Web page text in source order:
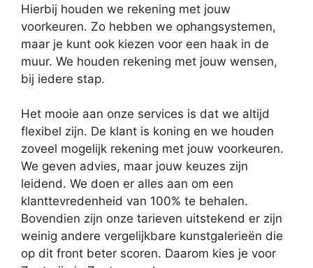
Hierbij houden we rekening met jouw
voorkeuren. Zo hebben we ophangsystemen,
maar je kunt ook kiezen voor een haak in de
muur. We houden rekening met jouw wensen,
bij iedere stap.
Het mooie aan onze services is dat we altijd
flexibel zijn. De klant is koning en we houden
zoveel mogelijk rekening met jouw voorkeuren.
We geven advies, maar jouw keuzes zijn
leidend. We doen er alles aan om een
klanttevredenheid van 100% te behalen.
Bovendien zijn onze tarieven uitstekend er zijn
weinig andere vergelijkbare kunstgalerieën die
op dit front beter scoren. Daarom kies je voor